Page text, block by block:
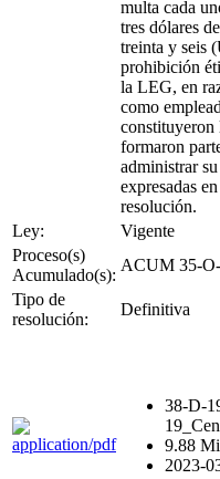
multa cada
tres dólares
treinta y seis
prohibición
la LEG, en
como
constituyeron
formaron
administrar
expresadas
resolución.
Ley:
Vigente
Proceso(s)
Acumulado(s):
ACUM 35-
Tipo de
resolución:
Definitiva
38-D-
9.88
2023-